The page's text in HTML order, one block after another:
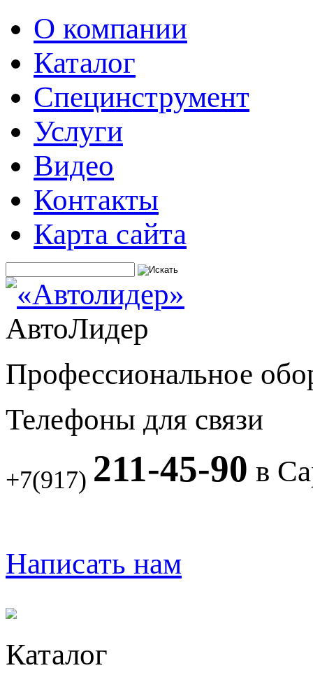
О компании
Каталог
Специнструмент
Услуги
Видео
Контакты
Карта сайта
АвтоЛидер
Профессиональное
Телефоны для связи
+7(917) 211-45-90 в
Написать нам
Каталог